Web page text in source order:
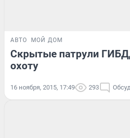
АВТО МОЙ ДОМ
Скрытые патрули
охоту
16 ноября, 2015, 17:49 293